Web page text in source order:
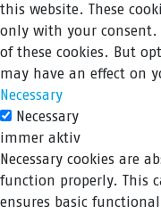
this website. These
only with your
of these cookies. But
may have an effect on
Necessary
Necessary
immer aktiv
Necessary cookies are
function properly. This
ensures basic